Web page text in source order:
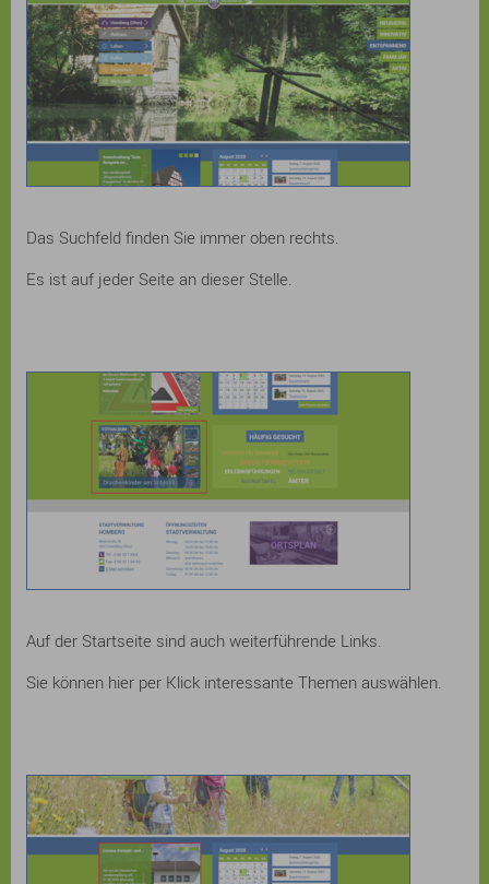
Das Suchfeld finden Sie immer oben rechts.
Es ist auf jeder Seite an dieser Stelle.
Auf der Startseite sind auch weiterführende Links.
Sie können hier per Klick interessante Themen auswählen.